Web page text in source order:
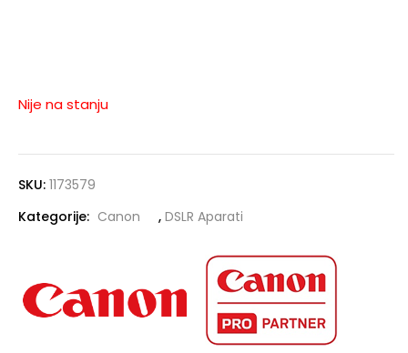
Nije na stanju
SKU: 1173579
Kategorije: Canon , DSLR Aparati